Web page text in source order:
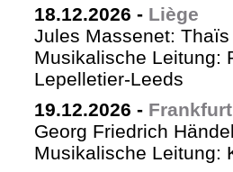
18.12.2026 - Liège
Jules Massenet:
Musikalische Leitung:
Lepelletier-Leeds
19.12.2026 -
Georg Friedrich
Musikalische Leitung: